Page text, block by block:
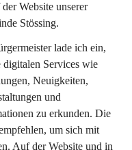
Website unserer
Stössing.
lade ich ein,
digitalen Services wie
Neuigkeiten,
und
zu erkunden. Die
um sich mit
Auf der Website und in